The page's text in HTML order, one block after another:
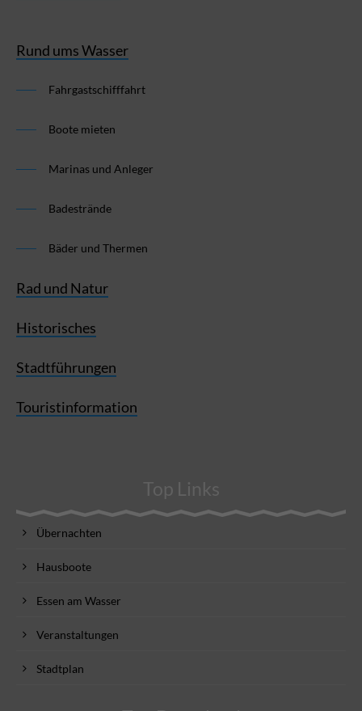
Rund ums Wasser
Fahrgastschifffahrt
Boote mieten
Marinas und Anleger
Badestrände
Bäder und Thermen
Rad und Natur
Historisches
Stadtführungen
Touristinformation
Top Links
Übernachten
Hausboote
Essen am Wasser
Veranstaltungen
Stadtplan